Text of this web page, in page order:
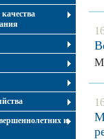
и